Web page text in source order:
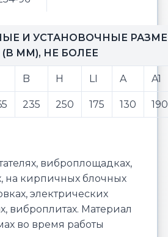
И УСТАНОВОЧНЫЕ
ММ), НЕ БОЛЕЕ
B H LI A A1
235 250 175 130 190
виброплощадках,
на кирпичных блочных
электрических
виброплитах. Материал
во время работы